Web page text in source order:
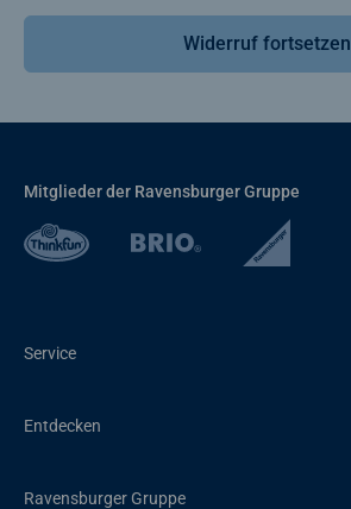
Widerruf fortsetzen
Mitglieder der Ravensburger Gruppe
Service
Entdecken
Ravensburger Gruppe